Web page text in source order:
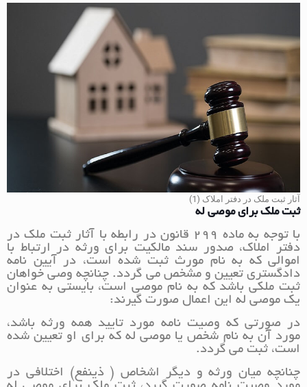
آثار ثبت ملک در دفتر املاک (1)
ثبت ملک برای موصی له
با توجه به ماده 299 قانون در رابطه با آثار ثبت ملک در
دفتر املاک، صدور سند مالکیت برای ورثه در ارتباط با
اموالی که به نام مورث ثبت شده است، در آیین نامه
دادگستری تعیین و مشخص می گردد. چنانچه وصی خواهان
ثبت ملکی باشد که به نام موصی است، بایستی به عنوان
یک موصی له این اعمال صورت گیرند:
در صورتی که وصیت نامه مورد تایید همه ورثه باشد،
مورد آن به نام شخص یا موصی له که برای او تعیین شده
است، ثبت می گردد.
چنانچه میان ورثه و دیگر اشخاص ( ذینفع) اختلافی در